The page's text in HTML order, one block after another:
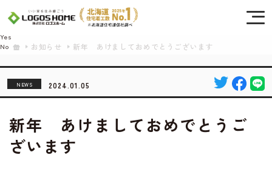
お知らせ 新年 あけましておめでとうございます
NEWS 2024.01.05
新年 あけましておめでとうご
ざいます
Cookie を使用して、お客様の活動を追跡してもよろしいですか? 当社ではお客様の
プライバシーを極めて重視しています。詳細について、およびご質問がある場合
は、当社のプライバシーポリシーをご覧ください。
Yes
No